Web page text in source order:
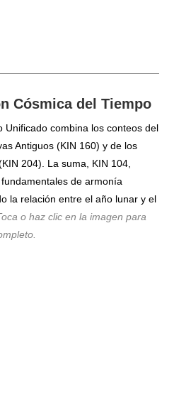
Cósmica del Tiempo
Unificado combina los conteos del
Antiguos (KIN 160) y de los
204). La suma, KIN 104,
de armonía
la relación entre el año lunar y el
o haz clic en la imagen para